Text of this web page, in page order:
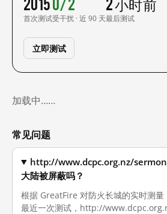
首次测试受干扰 · 近 90 天最后测试
立即测试
加载中……
常见问题
http://www.dcpc.org.nz/
大陆被屏蔽吗？
根据 GreatFire 对防火长城的实时测
最近一次测试，http://